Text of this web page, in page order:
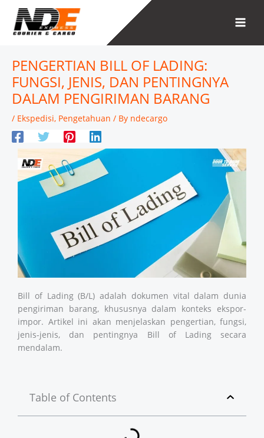
content
PENGERTIAN BILL OF LADING:
FUNGSI, JENIS, DAN PENTINGNYA
DALAM PENGIRIMAN BARANG
/ Ekspedisi, Pengetahuan / By ndecargo
Bill of Lading (B/L) adalah dokumen vital dalam dunia
pengiriman barang, khususnya dalam konteks ekspor-
impor. Artikel ini akan menjelaskan pengertian, fungsi,
jenis-jenis, dan pentingnya Bill of Lading secara
mendalam.
Table of Contents